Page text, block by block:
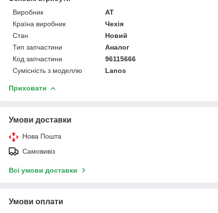
Виробник
AT
Країна виробник
Чехія
Стан
Новий
Тип запчастини
Аналог
Код запчастини
96115666
Сумісність з моделлю
Lanos
Приховати
Умови доставки
Нова Пошта
Самовивіз
Всі умови доставки
Умови оплати